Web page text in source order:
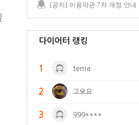
[공지] 이용약관 7차 개정 안내
다이어터 랭킹
1 terria
2 고오요
3 999****